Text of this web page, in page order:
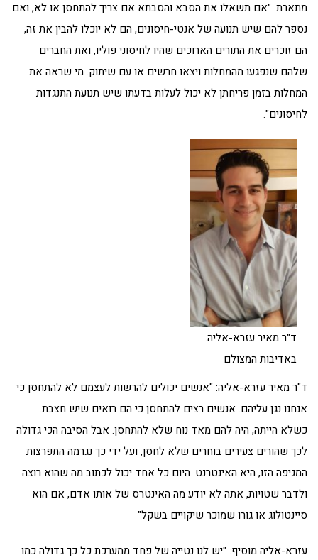
מתארת: "אם תשאלו את הסבא והסבתא אם צריך להתחסן או לא, ואם
נספר להם שיש תנועה של אנטי-חיסונים, הם לא יוכלו להבין את זה,
הם זוכרים את התורים הארוכים שהיו לחיסוני פוליו, ואת החברים
שלהם שנפגעו מהמחלות ויצאו חרשים או עם שיתוק. מי שראה את
המחלות בזמן פריחתן לא יכול לעלות בדעתו שיש תנועת התנגדות
לחיסונים".
ד"ר מאיר עזרא-אליה.
באדיבות המצולם
ד"ר מאיר עזרא-אליה: "אנשים יכולים להרשות לעצמם לא להתחסן כי
אנחנו נגן עליהם. אנשים רצים להתחסן כי הם רואים שיש חצבת.
כשלא הייתה, היה להם מאד נוח שלא להתחסן. אבל הסיבה הכי גדולה
לכך שהורים צעירים בוחרים שלא לחסן, ועל ידי כך נגרמה התפרצות
המגיפה הזו, היא האינטרנט. היום כל אחד יכול לכתוב מה שהוא רוצה
ולדבר שטויות, אתה לא יודע מה האינטרס של אותו אדם, אם הוא
סיינטולוג או גורו שמוכר שיקויים בשקל"
עזרא-אליה מוסיף: "יש לנו נטייה של פחד ממערכת כל כך גדולה כמו